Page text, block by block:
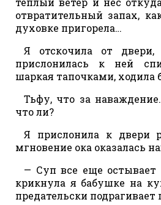
отвратительный запах,
духовке пригорела…
Я отскочила от
прислонилась к ней
шаркая тапочками, ходила
Тьфу, что за
что ли?
Я прислонила к двери
мгновение ока оказалась
— Суп все еще
крикнула я бабушке на
предательски подрагивает